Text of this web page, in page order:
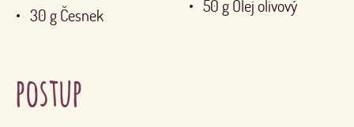
30 g Česnek
50 g Olej olivový
postup